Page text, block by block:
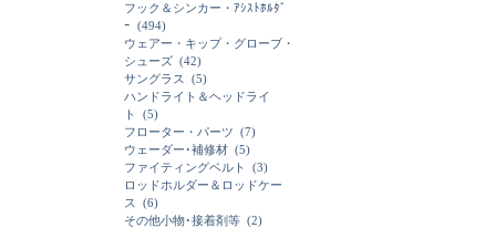
フック＆シンカー・ｱｼｽﾄﾎﾙﾀﾞ
ｰ (494)
ウェアー・キップ・グローブ・
シューズ (42)
サングラス
(5)
ハンドライト＆ヘッドライ
ト
(5)
フローター・パーツ (7)
ウェーダー･補修材 (5)
ファイティングベルト
(3)
ロッドホルダー＆ロッドケー
ス
(6)
その他小物･接着剤等 (2)